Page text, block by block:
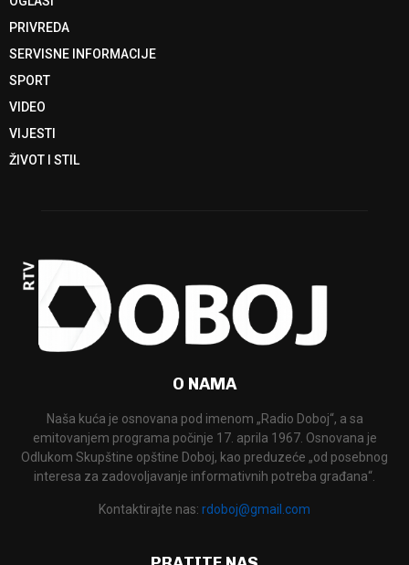
PRIVREDA
SERVISNE INFORMACIJE
SPORT
VIDEO
VIJESTI
ŽIVOT I STIL
O NAMA
Naša kuća je osnovana pod imenom „Radio Doboj“, a sa
emitovanjem programa počinje 17. aprila 1967. Osnovana je
Odlukom Skupštine opštine Doboj, kao preduzeće „od posebnog
interesa za zadovoljavanje informativnih potreba građana“.
Kontaktirajte nas: rdoboj@gmail.com